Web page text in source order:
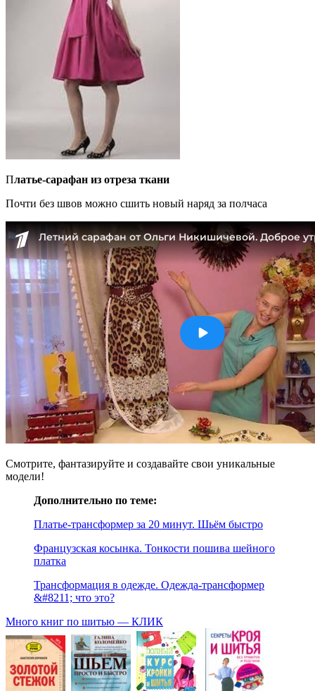
Платье-сарафан из отреза ткани
Почти без швов можно сшить новый наряд за полчаса
Смотрите, фантазируйте и создавайте свои уникальные
модели!
Дополнительно по теме:
Платье-трансформер за 20 минут. Шьём быстро
Французская косынка. Тонкости пошива шейного
платка
Трансформация в одежде. Одежда-трансформер
&#8211; что это?
Много книг по шитью — КЛИК